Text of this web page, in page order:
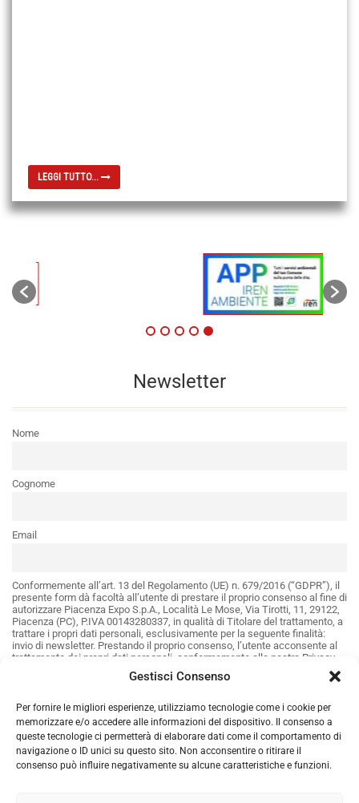
Gestisci Consenso
Per fornire le migliori esperienze, utilizziamo tecnologie come i cookie per
memorizzare e/o accedere alle informazioni del dispositivo. Il consenso a
queste tecnologie ci permetterà di elaborare dati come il comportamento di
navigazione o ID unici su questo sito. Non acconsentire o ritirare il
consenso può influire negativamente su alcune caratteristiche e funzioni.
LEGGI TUTTO...
Newsletter
Nome
Cognome
Email
Conformemente all’art. 13 del Regolamento (UE) n. 679/2016 (“GDPR”), il
presente form dà facoltà all’utente di prestare il proprio consenso al fine di
autorizzare Piacenza Expo S.p.A., Località Le Mose, Via Tirotti, 11, 29122,
Piacenza (PC), P.IVA 00143280337, in qualità di Titolare del trattamento, a
trattare i propri dati personali, esclusivamente per la seguente finalità:
invio di newsletter. Prestando il proprio consenso, l’utente acconsente al
trattamento dei propri dati personali, conformemente alla nostra Privacy
. Resta inteso che il rilascio dei seguenti consensi è facoltativo e
non pregiudica la corretta fruibilità del sito.
SI